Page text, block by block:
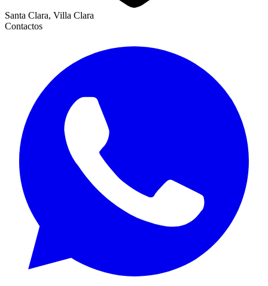
Santa Clara, Villa Clara
Contactos